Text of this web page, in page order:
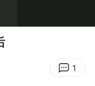
80后女柜员逆袭成4200亿银行副行长
1